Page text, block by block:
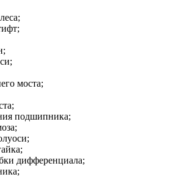
моста;
подшипника;
дифференциала;